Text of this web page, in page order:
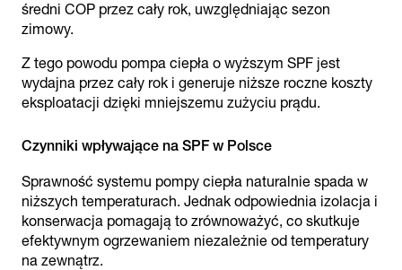
średni COP przez cały rok, uwzględniając sezon
zimowy.
Z tego powodu pompa ciepła o wyższym SPF jest
wydajna przez cały rok i generuje niższe roczne koszty
eksploatacji dzięki mniejszemu zużyciu prądu.
Czynniki wpływające na SPF w Polsce
Sprawność systemu pompy ciepła naturalnie spada w
niższych temperaturach. Jednak odpowiednia izolacja i
konserwacja pomagają to zrównoważyć, co skutkuje
efektywnym ogrzewaniem niezależnie od temperatury
na zewnątrz.